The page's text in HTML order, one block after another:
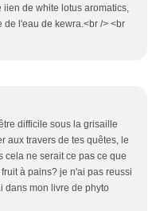
iien de white lotus aromatics,
de l'eau de kewra.<br /> <br
difficile sous la grisaille
aux travers de tes quêtes, le
cela ne serait ce pas ce que
à pains? je n'ai pas reussi
dans mon livre de phyto